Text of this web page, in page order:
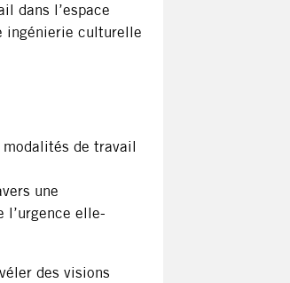
dans l’espace
ingénierie culturelle
de travail
une
l’urgence elle-
des visions